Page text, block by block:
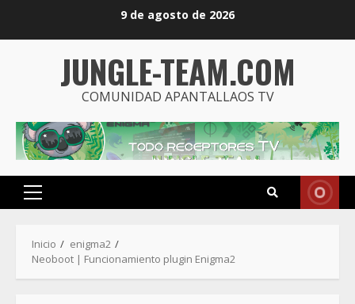
9 de agosto de 2026
JUNGLE-TEAM.COM
COMUNIDAD APANTALLAOS TV
Menú
Inicio
enigma2
Neoboot | Funcionamiento plugin Enigma2